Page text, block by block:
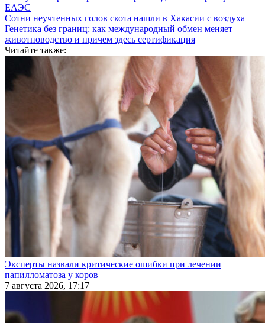
ЕАЭС
Сотни неучтенных голов скота нашли в Хакасии с воздуха
Генетика без границ: как международный обмен меняет
животноводство и причем здесь сертификация
Читайте также:
Эксперты назвали критические ошибки при лечении
папилломатоза у коров
7 августа 2026, 17:17